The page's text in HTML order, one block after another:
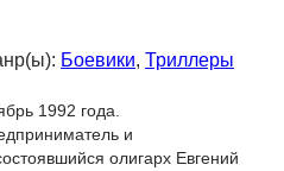
Боевики, Триллеры
1992 года.
и
олигарх Евгений